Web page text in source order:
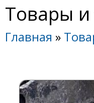
Товары и
Главная »